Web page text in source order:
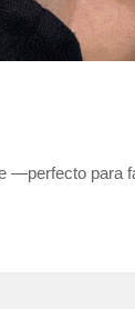
—perfecto